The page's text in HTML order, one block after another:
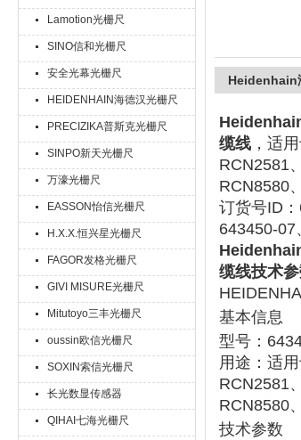
Lamotion光栅尺
SINO信和光栅尺
安全光幕光栅尺
HEIDENHAIN海德汉光栅尺
PRECIZIKA普斯克光栅尺
SINPO新天光栅尺
万濠光栅尺
EASSON怡信光栅尺
H.X.X.恒兴星光栅尺
FAGOR发格光栅尺
GIVI MISURE光栅尺
Mitutoyo三丰光栅尺
oussin欧信光栅尺
SOXIN索信光栅尺
长光数显传感器
QIHAI七海光栅尺
Heidenhain
缆线 ，适
RCN2581
RCN8580
订货号ID
643450-
缆线技术
基本信息
型号 ：
用途 ：适
RCN2581
RCN8580
技术参数